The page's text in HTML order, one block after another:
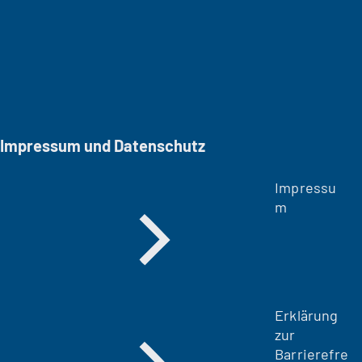
e
Impressum und Datenschutz
Impressu
m
Erklärung
zur
Barrierefre